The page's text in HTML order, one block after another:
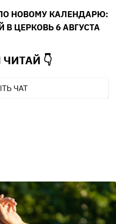
НОВОМУ КАЛЕНДАРЮ:
В ЦЕРКОВЬ 6 АВГУСТА
ЧИТАЙ 👇
ЧАТ